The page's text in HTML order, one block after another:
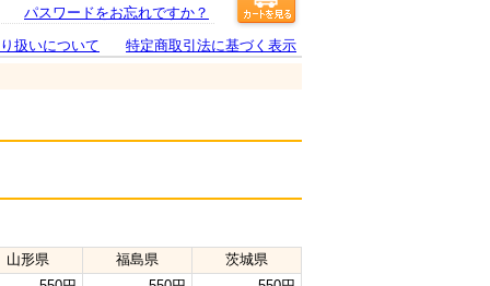
パスワードをお忘れですか？
扱いについて
特定商取引法に基づく表示
山形県 福島県
茨城県